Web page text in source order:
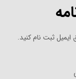
ثبت نام کنید.